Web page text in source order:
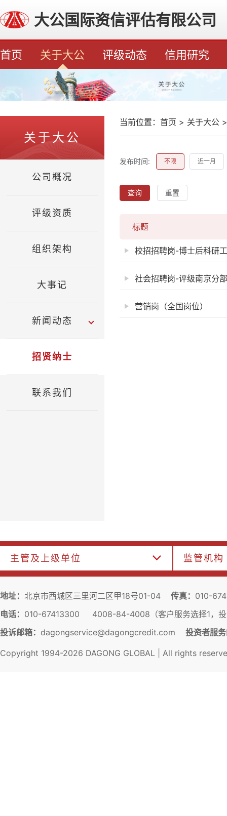
大公国际资信评估有限公司
首页 关于大公 评级动态 信用研究
关于大公
公司概况
评级资质
组织架构
大事记
新闻动态
招贤纳士
联系我们
当前位置： 首页 > 关于大公
发布时间: 不限 近一月
查询 重置
标题
校招招聘岗-博士后科研
社会招聘岗-评级南京分
营销岗（全国岗位）
主管及上级单位 监管机构
地址： 北京市西城区三里河二区甲18号01-04 传真： 010-
电话： 010-67413300 4008-84-4008（客户服务选择1，投
投诉邮箱： dagongservice@dagongcredit.com 投资者服
Copyright 1994-2026 DAGONG GLOBAL | All rights